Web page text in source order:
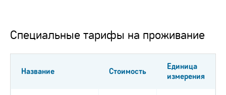
Специальные тарифы на проживание
Название Стоимость
Единица
измерения